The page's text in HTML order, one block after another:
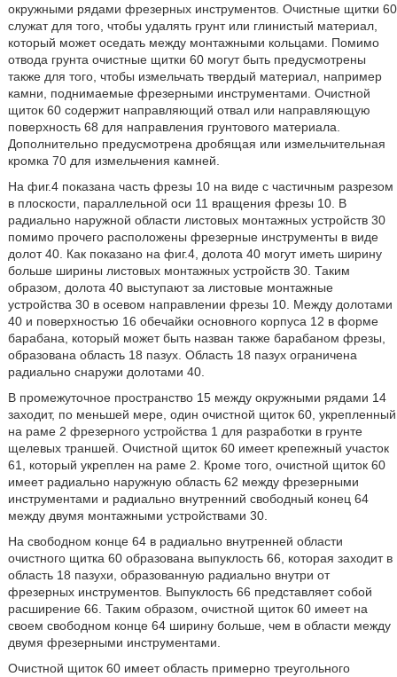
окружными рядами фрезерных инструментов. Очистные щитки 60
служат для того, чтобы удалять грунт или глинистый материал,
который может оседать между монтажными кольцами. Помимо
отвода грунта очистные щитки 60 могут быть предусмотрены
также для того, чтобы измельчать твердый материал, например
камни, поднимаемые фрезерными инструментами. Очистной
щиток 60 содержит направляющий отвал или направляющую
поверхность 68 для направления грунтового материала.
Дополнительно предусмотрена дробящая или измельчительная
кромка 70 для измельчения камней.
На фиг.4 показана часть фрезы 10 на виде с частичным разрезом
в плоскости, параллельной оси 11 вращения фрезы 10. В
радиально наружной области листовых монтажных устройств 30
помимо прочего расположены фрезерные инструменты в виде
долот 40. Как показано на фиг.4, долота 40 могут иметь ширину
больше ширины листовых монтажных устройств 30. Таким
образом, долота 40 выступают за листовые монтажные
устройства 30 в осевом направлении фрезы 10. Между долотами
40 и поверхностью 16 обечайки основного корпуса 12 в форме
барабана, который может быть назван также барабаном фрезы,
образована область 18 пазух. Область 18 пазух ограничена
радиально снаружи долотами 40.
В промежуточное пространство 15 между окружными рядами 14
заходит, по меньшей мере, один очистной щиток 60, укрепленный
на раме 2 фрезерного устройства 1 для разработки в грунте
щелевых траншей. Очистной щиток 60 имеет крепежный участок
61, который укреплен на раме 2. Кроме того, очистной щиток 60
имеет радиально наружную область 62 между фрезерными
инструментами и радиально внутренний свободный конец 64
между двумя монтажными устройствами 30.
На свободном конце 64 в радиально внутренней области
очистного щитка 60 образована выпуклость 66, которая заходит в
область 18 пазухи, образованную радиально внутри от
фрезерных инструментов. Выпуклость 66 представляет собой
расширение 66. Таким образом, очистной щиток 60 имеет на
своем свободном конце 64 ширину больше, чем в области между
двумя фрезерными инструментами.
Очистной щиток 60 имеет область примерно треугольного